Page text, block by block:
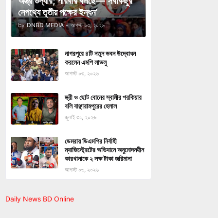
নেপথ্যে তৃতীয় পক্ষের ইন্ধন’
by DNBD MEDIA - আগস্ট ০৩, ২০২৬
নাগরপুরে ৪টি নতুন ভবন উদ্বোধন
করলেন এমপি লাভলু
আগস্ট ০৩, ২০২৬
স্ত্রী ও ছোট বোনের স্বামীর পরকিয়ার
বলি বাঞ্ছারামপুরের হেলাল
জুলাই ৩১, ২০২৬
ডেমরায় ডিএমপির নির্বাহী
ম্যাজিস্ট্রেটের অভিযানে অনুমোদনহীন
কারখানাকে ২ লক্ষ টাকা জরিমানা
আগস্ট ০৩, ২০২৬
Daily News BD Online